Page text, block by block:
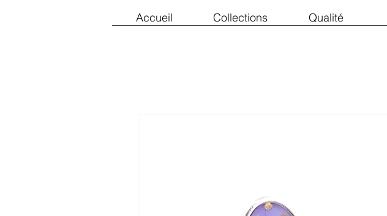
Accueil Collections Qualité